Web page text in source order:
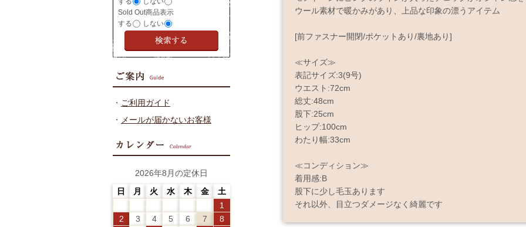
ウール素材で暖かみがあり、上品な印象の漂うアイテム
[前ファスナー開閉/ポケットあり/裏地あり]
≪サイズ≫
表記サイズ:3(9号)
ウエスト:72cm
総丈:48cm
股下:25cm
ヒップ:100cm
わたり幅:33cm
≪コンディション≫
着用感:B
股下に少し毛玉あります
それ以外、目立つダメージなく綺麗です
Sold Out商品表示
する
しない
・ ご利用ガイド
・ メールが届かないお客様
2026年8月の定休日
日
月 火 水 木 金
土
1
2
3 4 5 6 7
8